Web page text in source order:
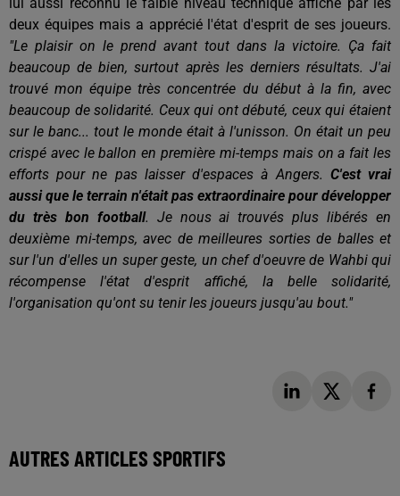
lui aussi reconnu le faible niveau technique affiché par les
deux équipes mais a apprécié l'état d'esprit de ses joueurs.
"Le plaisir on le prend avant tout dans la victoire. Ça fait
beaucoup de bien, surtout après les derniers résultats. J'ai
trouvé mon équipe très concentrée du début à la fin, avec
beaucoup de solidarité. Ceux qui ont débuté, ceux qui étaient
sur le banc... tout le monde était à l'unisson. On était un peu
crispé avec le ballon en première mi-temps mais on a fait les
efforts pour ne pas laisser d'espaces à Angers. C'est vrai
aussi que le terrain n'était pas extraordinaire pour développer
du très bon football. Je nous ai trouvés plus libérés en
deuxième mi-temps, avec de meilleures sorties de balles et
sur l'un d'elles un super geste, un chef d'oeuvre de Wahbi qui
récompense l'état d'esprit affiché, la belle solidarité,
l'organisation qu'ont su tenir les joueurs jusqu'au bout."
AUTRES ARTICLES SPORTIFS